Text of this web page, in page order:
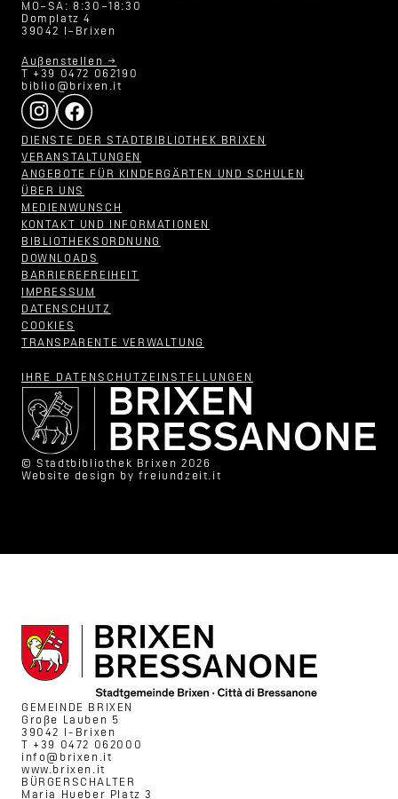
MO–SA: 8:30–18:30
Domplatz 4
39042 I–Brixen
Außenstellen →
T +39 0472 062190
biblio@brixen.it
DIENSTE DER STADTBIBLIOTHEK BRIXEN
VERANSTALTUNGEN
ANGEBOTE FÜR KINDERGÄRTEN UND SCHULEN
ÜBER UNS
MEDIENWUNSCH
KONTAKT UND INFORMATIONEN
BIBLIOTHEKSORDNUNG
DOWNLOADS
BARRIEREFREIHEIT
IMPRESSUM
DATENSCHUTZ
COOKIES
TRANSPARENTE VERWALTUNG
IHRE DATENSCHUTZ­EINSTELLUNGEN
© Stadtbibliothek Brixen 2026
Website design by freiundzeit.it
GEMEINDE BRIXEN
Große Lauben 5
39042 I-Brixen
T +39 0472 062000
info@brixen.it
www.brixen.it
BÜRGERSCHALTER
Maria Hueber Platz 3